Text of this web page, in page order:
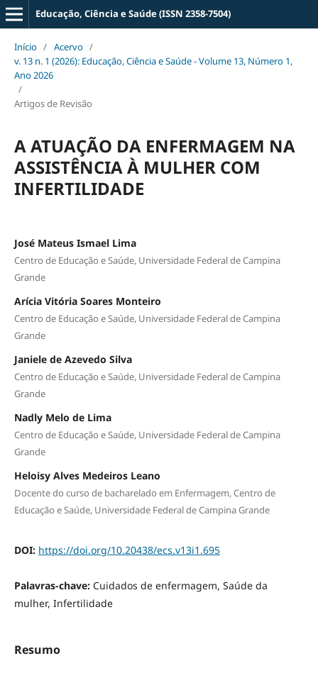
Educação, Ciência e Saúde (ISSN 2358-7504)
Início / Acervo /
v. 13 n. 1 (2026): Educação, Ciência e Saúde - Volume 13, Número 1,
Ano 2026
/
Artigos de Revisão
A ATUAÇÃO DA ENFERMAGEM NA
ASSISTÊNCIA À MULHER COM
INFERTILIDADE
José Mateus Ismael Lima
Centro de Educação e Saúde, Universidade Federal de Campina
Grande
Arícia Vitória Soares Monteiro
Centro de Educação e Saúde, Universidade Federal de Campina
Grande
Janiele de Azevedo Silva
Centro de Educação e Saúde, Universidade Federal de Campina
Grande
Nadly Melo de Lima
Centro de Educação e Saúde, Universidade Federal de Campina
Grande
Heloisy Alves Medeiros Leano
Docente do curso de bacharelado em Enfermagem, Centro de
Educação e Saúde, Universidade Federal de Campina Grande
DOI: https://doi.org/10.20438/ecs.v13i1.695
Palavras-chave: Cuidados de enfermagem, Saúde da
mulher, Infertilidade
Resumo